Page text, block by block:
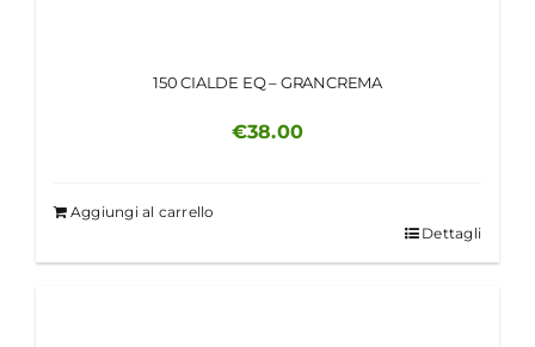
150 CIALDE EQ – GRANCREMA
€38.00
Aggiungi al carrello
Dettagli